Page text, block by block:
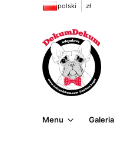
polski zł
Menu Galeria